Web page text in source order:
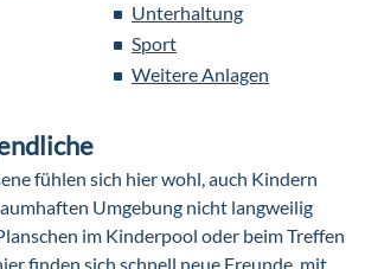
Unterhaltung
Sport
Weitere Anlagen
fühlen sich hier wohl, auch Kindern
Umgebung nicht langweilig
im Kinderpool oder beim Treffen
finden sich schnell neue Freunde, mit